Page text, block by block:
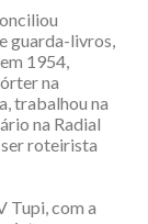
guarda-livros,
1954,
na
trabalhou na
na Radial
roteirista
Tupi, com a